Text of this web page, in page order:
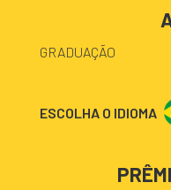
GRADUAÇÃO
ESCOLHA O IDIOMA